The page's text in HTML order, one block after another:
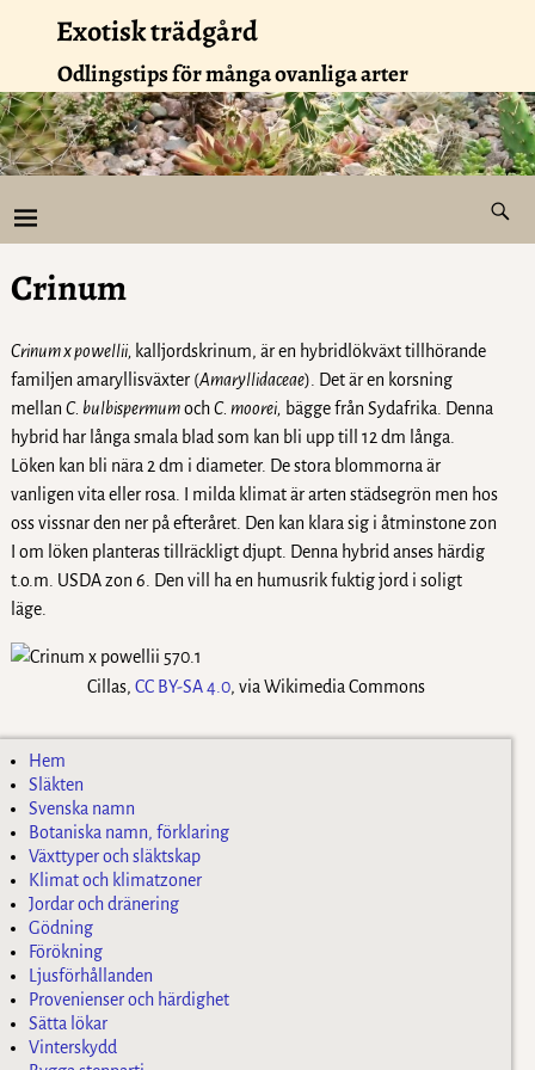
Exotisk trädgård
Odlingstips för många ovanliga arter
Crinum
Crinum x powellii, kalljordskrinum, är en hybridlökväxt tillhörande
familjen amaryllisväxter (Amaryllidaceae). Det är en korsning
mellan C. bulbispermumochC. moorei, bägge från Sydafrika. Denna
hybrid har långa smala blad som kan bli upp till 12 dm långa.
Löken kan bli nära 2 dm i diameter. De stora blommorna är
vanligen vita eller rosa. I milda klimat är arten städsegrön men hos
oss vissnar den ner på efteråret. Den kan klara sig i åtminstone zon
I om löken planteras tillräckligt djupt. Denna hybrid anses härdig
t.o.m. USDA zon 6. Den vill ha en humusrik fuktig jord i soligt
läge.
Cillas, CC BY-SA 4.0, via Wikimedia Commons
Hem
Släkten
Svenska namn
Botaniska namn, förklaring
Växttyper och släktskap
Klimat och klimatzoner
Jordar och dränering
Gödning
Förökning
Ljusförhållanden
Provenienser och härdighet
Sätta lökar
Vinterskydd